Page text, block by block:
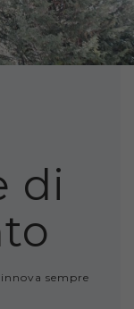
di
sempre